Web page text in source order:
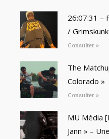
26:07:31 –
/
Consulter »
The
Colorado »
Consulter »
MU Média
Jann » –